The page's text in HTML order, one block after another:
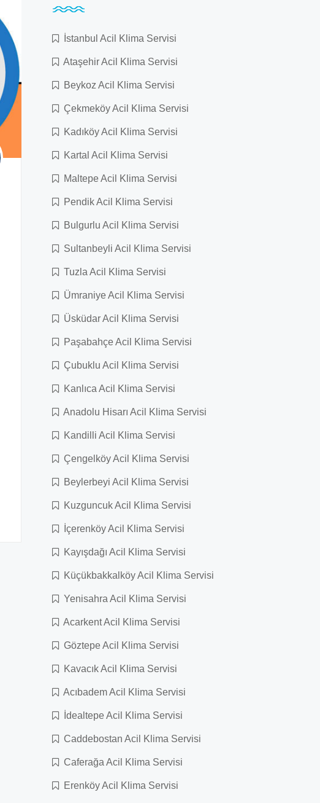
İstanbul Acil Klima Servisi
Ataşehir Acil Klima Servisi
Beykoz Acil Klima Servisi
Çekmeköy Acil Klima Servisi
Kadıköy Acil Klima Servisi
Kartal Acil Klima Servisi
Maltepe Acil Klima Servisi
Pendik Acil Klima Servisi
Bulgurlu Acil Klima Servisi
Sultanbeyli Acil Klima Servisi
Tuzla Acil Klima Servisi
Ümraniye Acil Klima Servisi
Üsküdar Acil Klima Servisi
Paşabahçe Acil Klima Servisi
Çubuklu Acil Klima Servisi
Kanlıca Acil Klima Servisi
Anadolu Hisarı Acil Klima Servisi
Kandilli Acil Klima Servisi
Çengelköy Acil Klima Servisi
Beylerbeyi Acil Klima Servisi
Kuzguncuk Acil Klima Servisi
İçerenköy Acil Klima Servisi
Kayışdağı Acil Klima Servisi
Küçükbakkalköy Acil Klima Servisi
Yenisahra Acil Klima Servisi
Acarkent Acil Klima Servisi
Göztepe Acil Klima Servisi
Kavacık Acil Klima Servisi
Acıbadem Acil Klima Servisi
İdealtepe Acil Klima Servisi
Caddebostan Acil Klima Servisi
Caferağa Acil Klima Servisi
Erenköy Acil Klima Servisi